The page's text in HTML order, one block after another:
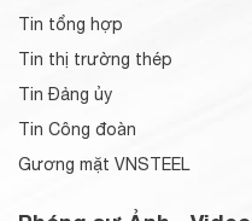
Tin tổng hợp
Tin thị trường thép
Tin Đảng ủy
Tin Công đoàn
Gương mặt VNSTEEL